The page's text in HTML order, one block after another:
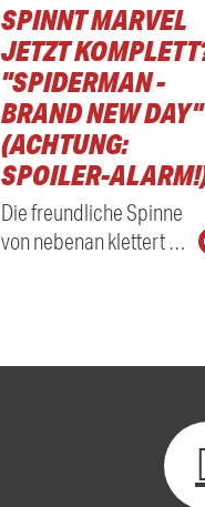
SPINNT MARVEL
JETZT
"SPIDERMAN -
BRAND NEW DAY"
(ACHTUNG:
SPOILER-
Die freundliche Spinne
von nebenan klettert …